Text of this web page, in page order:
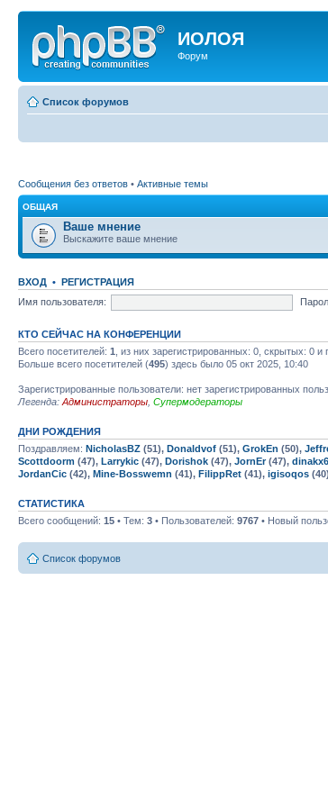
ИОЛОЯ
Форум
Список форумов
Сообщения без ответов • Активные темы
ОБЩАЯ
Ваше мнение
Выскажите ваше мнение
ВХОД • РЕГИСТРАЦИЯ
Имя пользователя:
КТО СЕЙЧАС НА КОНФЕРЕНЦИИ
Всего посетителей: 1 , из них зарегистрированных: 0, скрытых: 0
Больше всего посетителей (495) здесь было 05 окт 2025, 10:40
Зарегистрированные пользователи: нет зарегистрированных
Легенда: Администраторы Супермодераторы
ДНИ РОЖДЕНИЯ
Поздравляем: NicholasBZ (51), Donaldvof (51), GrokEn (50),
Scottdoorm (47), Larrykic (47), Dorishok (47), JornEr(47),
JordanCic (42), Mine-Bosswemn (41), FilippRet (41), igisoqos
СТАТИСТИКА
Всего сообщений: 15 • Тем: 3 • Пользователей: 9767 • Новый
Список форумов